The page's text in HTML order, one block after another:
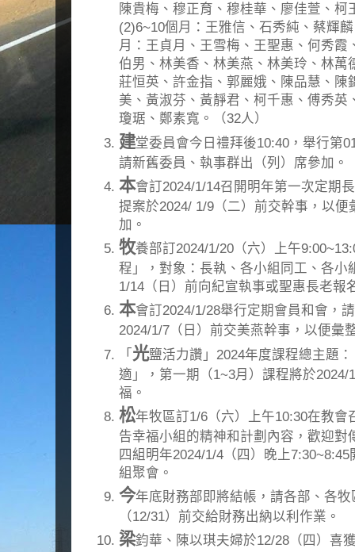
陳貴梅、穆正育、穆桂華、廖佳萱、柯
(2)6~10個月：王雅信、石秀純、蔡輝
月：王貞月、王雪梅、王聖惠、何秀
伯男、林美香、林美燕、林美玲、林萬
莊恒英、許金指、郭麗娥、陳品慧、陳
美、黃淑芬、黃靜君、柯千惠、傅秀
瓊琚、鄭素寬。（32人）
建堂委員會今日禮拜後10:40，舉行第
請新舊委員、執事群出（列）席參加。
本會訂2024/1/14召開明年第一次定期
提案於2024/ 1/9（二）前交幹事，以
加。
牧養部訂2024/1/20（六）上午
程」，對象：長執、各小組同工、各小
1/14（日）前向紀宣執事或聖惠長老報
本會訂2024/1/28舉行定期會員和會，
2024/1/7（日）前交美燕幹事，以便彙
「 光鹽活力讚」2024年度課程總主題
適」，第一期（1~3月）課程將於
福。
松年牧區訂1/6（六）上午10:30在教
告幸福小組的精神和計劃內容，歡迎
四組明年2024/1/4（四）晚上
組聚會。
今年底財務部即將結帳，請各部、各
（12/31）前交給財務出納以利作業。
梁鈞華、陳以琪夫婦於12/28（四）喜